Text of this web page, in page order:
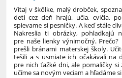
Vitaj v škôlke, malý drobček,
deti cez deň hrajú, učia, cvičia,
spievame si pesničky. A keď stále
Nakreslia ti obrázky, pohladkajú
pre naše lienky výnimočný.
prešli bránami materskej školy.
tešili a s usmiate ich očakávali na
pre nich ťažké dni, ale pomaličky si
učíme sa novým veciam a hľadáme